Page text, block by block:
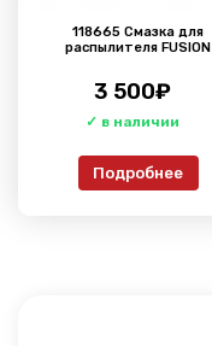
118665 Смазка для
распылителя FUSION
3 500₽
Подробнее